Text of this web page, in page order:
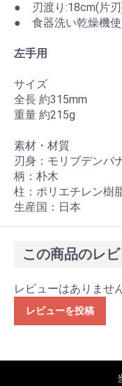
● 刃渡り:18cm(片
● 食器洗い乾燥機
左手用
サイズ
全長 約315mm
重量 約215g
素材・材質
刃身：モリブデンバ
柄：朴木
柱：ポリエチレン樹
生産国：日本
この商品のレ
レビューはありません
レビューを投稿